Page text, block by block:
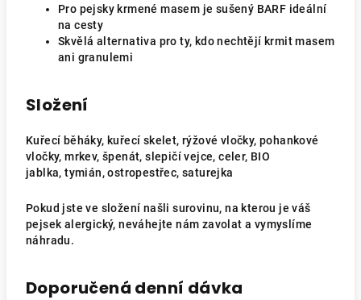
Pro pejsky krmené masem je sušený BARF ideální
na cesty
Skvělá alternativa pro ty, kdo nechtějí krmit masem
ani granulemi
Složení
Kuřecí běháky, kuřecí skelet, rýžové vločky, pohankové
vločky, mrkev, špenát, slepičí vejce, celer, BIO
jablka,tymián, ostropestřec, saturejka
Pokud jste ve složení našli surovinu, na kterou je váš
pejsek alergický, neváhejte nám zavolat a vymyslíme
náhradu.
Doporučená denní dávka